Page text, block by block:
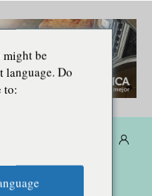
might be
language. Do
to: